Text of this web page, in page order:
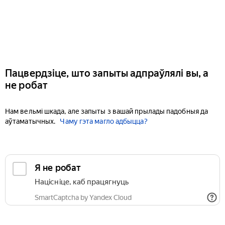
Пацвердзіце, што запыты адпраўлялі вы, а
не робат
Нам вельмі шкада, але запыты з вашай прылады падобныя да
аўтаматычных.
Чаму гэта магло адбыцца?
Я не робат
Націсніце, каб працягнуць
SmartCaptcha by Yandex Cloud